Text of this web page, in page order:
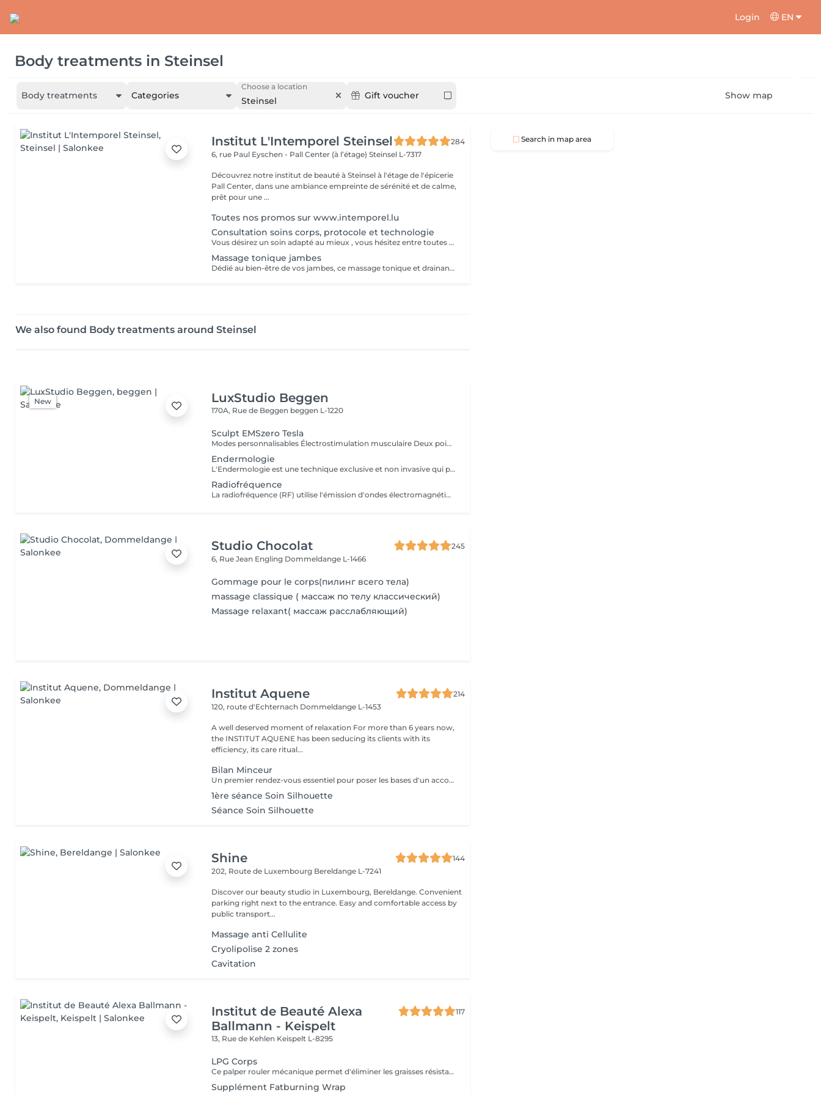
Login EN
Body treatments in Steinsel
Body treatments Categories
Choose a location
Steinsel Gift voucher Show map
Institut L'Intemporel Steinsel
284
6, rue Paul Eyschen - Pall Center (à l’étage)Steinsel L-7317
Découvrez notre institut de beauté à Steinsel à l'étage de l'épicerie
Pall Center, dans une ambiance empreinte de sérénité et de calme,
prêt pour une ...
Toutes nos promos sur www.intemporel.lu
Consultation soins corps, protocole et technologie
Vous désirez un soin adapté au mieux , vous hésitez entre toutes nos techniques , machines et protocoles divers. Nous avons donc mis en place ce moment privilégié avec une esthéticienne , qui vous écoutera et répondra à vos attentes en vous conseillant au mieux . Les 25€ de la consultation vous seront déduits de votre soin si vous prenez rdv .
Massage tonique jambes
Dédié au bien-être de vos jambes, ce massage tonique et drainant vous procure une délicieuse sensation de légèreté.
We also found Body treatments around Steinsel
New LuxStudio Beggen
170A, Rue de Beggen beggen L-1220
Sculpt EMSzero Tesla
Modes personnalisables Électrostimulation musculaire Deux poignées indépendantes : contrôlez la puissance indépendamment, permettant des entraînements synchronisés ou individualisés Sûr et non invasif : notre machine est exempte de courant, d'hyperthermie, de rayonnement et ne nécessite aucune période de récupération. Brûlage de graisse et développement musculaire sans effort Gain de temps et d'efforts : seulement 30 minutes d'utilisation équivalent à 30 000 contractions musculaires, l'équivalent d'innombrables rouleaux de ventre ou squats.
Endermologie
L'Endermologie est une technique exclusive et non invasive qui permet de remodeler votre silhouette, de lisser la cellulite et d'améliorer globalement la tonicité de la peau.
Radiofréquence
La radiofréquence (RF) utilise l'émission d'ondes électromagnétiques à très haute fréquence, pour cibler la peau. La technologie RF permet ainsi de raffermir sa peau et de réduire des tissus graisseux, afin de redessiner des contours touchés par un affaissement cutané et un relâchement de la peau.
Studio Chocolat
245
6, Rue Jean Engling Dommeldange L-1466
Gommage pour le corps(пилинг всего тела)
massage classique ( массаж по телу классический)
Massage relaxant( массаж расслабляющий)
Institut Aquene
214
120, route d'Echternach Dommeldange L-1453
A well deserved moment of relaxation For more than 6 years now,
the INSTITUT AQUENE has been seducing its clients with its
efficiency, its care ritual...
Bilan Minceur
Un premier rendez-vous essentiel pour poser les bases d'un accompagnement efficace et personnalisé. Lors de ce bilan, nous analysons votre morphologie, vos habitudes, votre hygiène de vie et vos objectifs. Cela nous permet de comprendre les causes profondes de vos difficultés et de définir ensemble un programme adapté : soins, fréquence, conseils, cosmétique, hygiène de vie. Objectif : construire un plan minceur global, réaliste et efficace, en lien avec votre corps et vos besoins.
1ère séance Soin Silhouette
Séance Soin Silhouette
Shine
144
202, Route de Luxembourg Bereldange L-7241
Discover our beauty studio in Luxembourg, Bereldange. Convenient
parking right next to the entrance. Easy and comfortable access by
public transport...
Massage anti Cellulite
Cryolipolise 2 zones
Cavitation
Institut de Beauté Alexa
Ballmann - Keispelt
117
13, Rue de Kehlen Keispelt L-8295
LPG Corps
Ce palper rouler mécanique permet d'éliminer les graisses résistantes à l'exercice physique et aux régimes grâce à la technologie Lipomassage. En bref il permet de : DESTOCKER, RAFFERMIR, RESCULPTER, LISSER
Supplément Fatburning Wrap
Search in map area